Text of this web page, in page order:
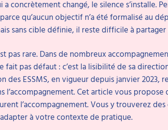
a concrètement changé, le silence s’installe.
qu’aucun objectif n’a été formalisé au
sans cible définie, il reste difficile à
pas rare. Dans de nombreux
fait pas défaut : c’est la lisibilité de sa
des ESSMS, en vigueur depuis janvier 2023,
l’accompagnement. Cet article vous
l’accompagnement. Vous y trouverez
à votre contexte de pratique.